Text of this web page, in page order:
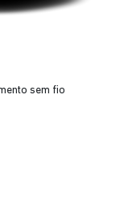
sem fio